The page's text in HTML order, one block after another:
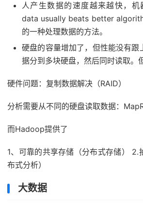
人产生数据的速度越来越快，
data usually beats better
的一种处理数据的方法。
硬盘的容量增加了，但性能没有跟
据分到多块硬盘，然后同时读取。
硬件问题：复制数据解决（RAID）
分析需要从不同的硬盘读取数据：
而Hadoop提供了
1、可靠的共享存储（分布式存储） 2.
布式分析）
大数据